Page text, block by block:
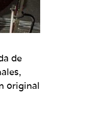
de
original